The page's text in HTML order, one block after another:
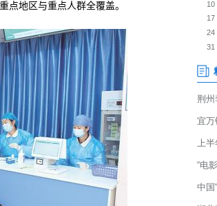
点地区与重点人群全覆盖。